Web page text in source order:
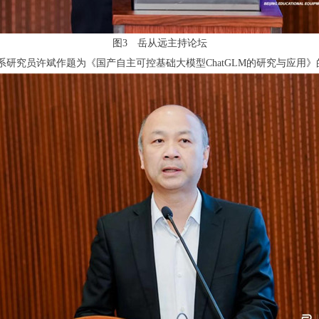
图3 岳从远主持论坛
员许斌作题为《国产自主可控基础大模型ChatGLM的研究与应用》